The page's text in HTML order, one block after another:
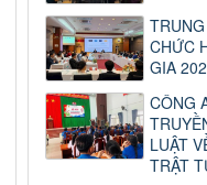
CHỨC
GIA
CÔNG
LUẬT
TRẬT